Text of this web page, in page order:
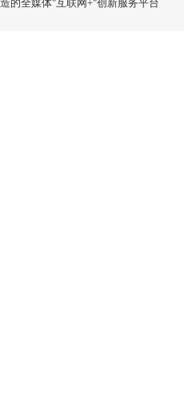
的全媒体"互联网+"创新服务平台